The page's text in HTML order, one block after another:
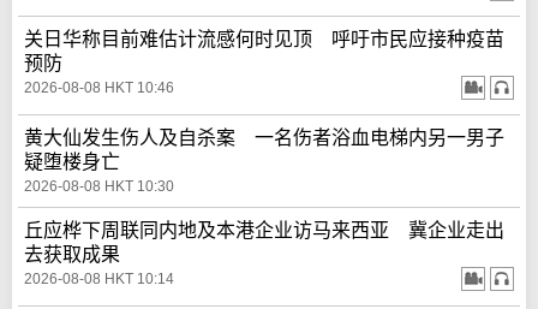
关日华称目前难估计流感何时见顶 呼吁市民应接种疫苗
预防
2026-08-08 HKT 10:46
黄大仙发生伤人及自杀案 一名伤者浴血电梯内另一男子
疑堕楼身亡
2026-08-08 HKT 10:30
丘应桦下周联同内地及本港企业访马来西亚 冀企业走出
去获取成果
2026-08-08 HKT 10:14